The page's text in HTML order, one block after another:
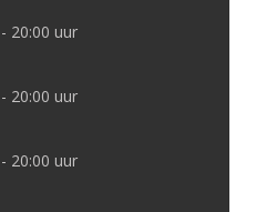
20:00 uur
20:00 uur
20:00 uur